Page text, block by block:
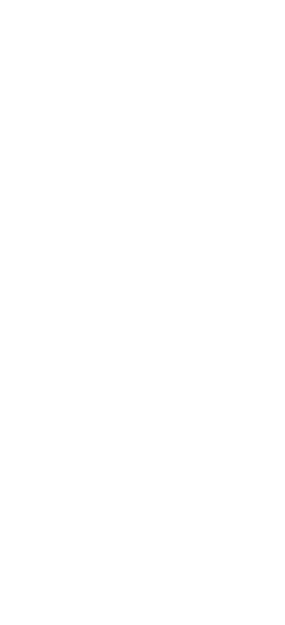
应
凌主义
面不公正